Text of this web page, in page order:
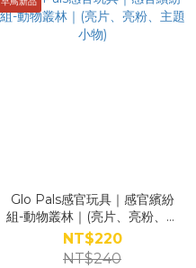
Glo Pals感官玩具｜感官繽紛
組-動物叢林｜(亮片、亮粉、主
題小物)
NT$220
NT$240